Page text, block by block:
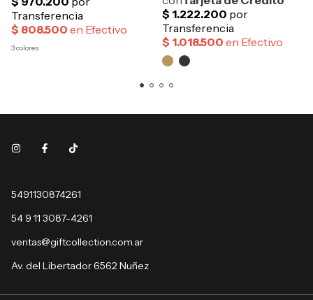
3 colores
5491130874261
54 9 11 3087-4261
ventas@giftcollection.com.ar
Av. del Libertador 6562 Nuñez